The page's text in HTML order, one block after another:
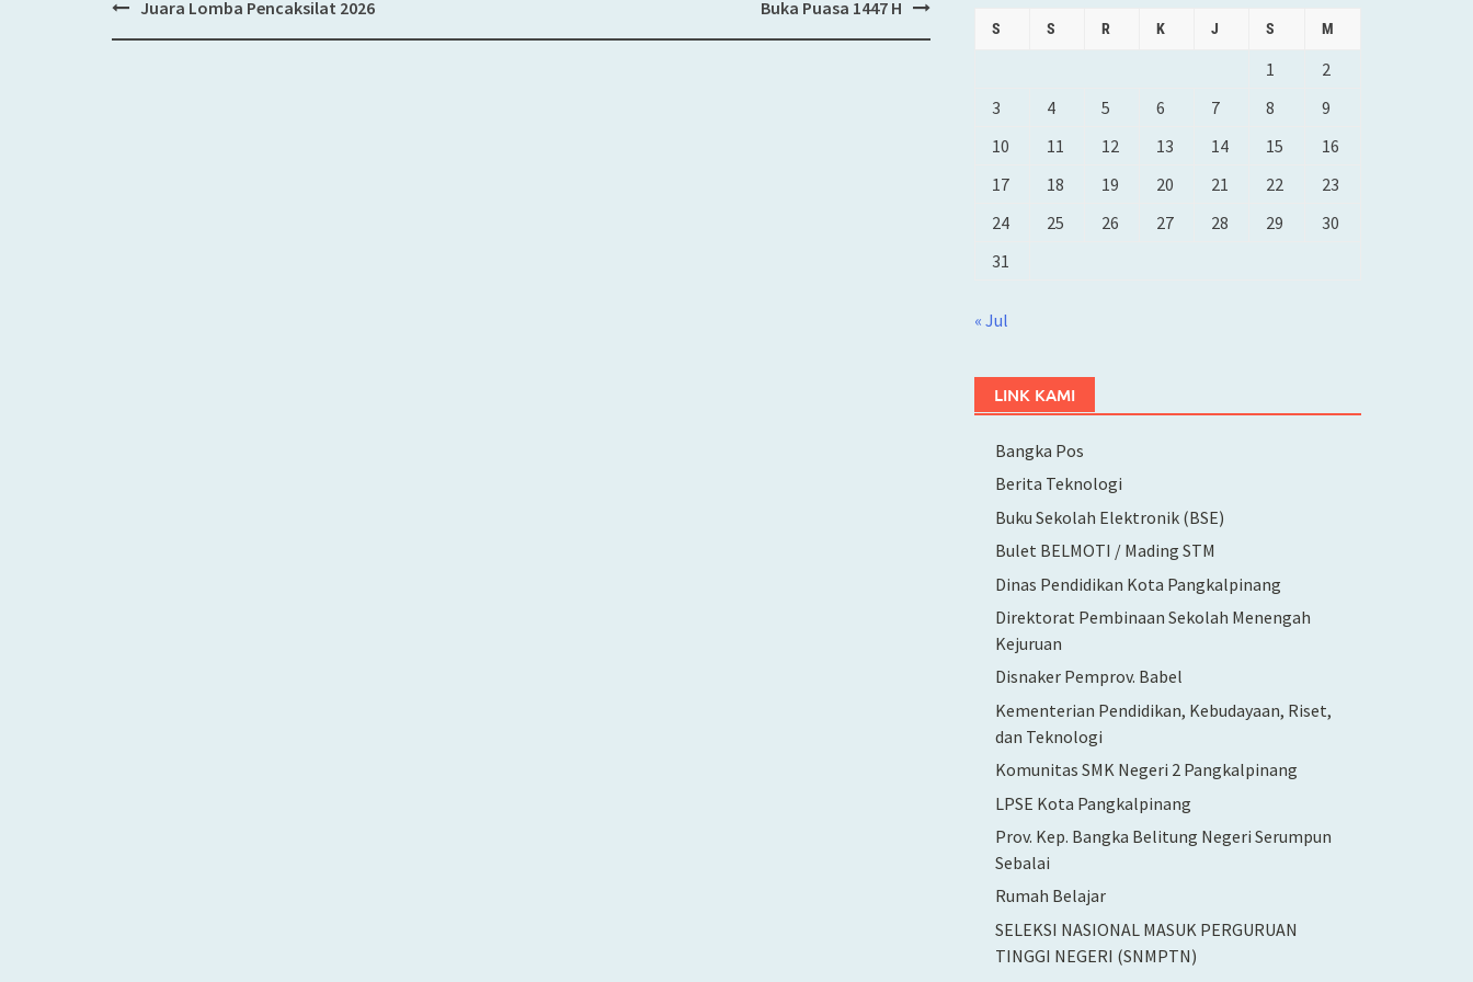
Juara Lomba Pencaksilat 2026 Buka Puasa 1447 H
S S R K J S M
1
2
3
4 5 6 7 8
9
10
11 12 13 14 15
16
17
18 19 20 21 22
23
24
25 26 27 28 29
30
31
« Jul
LINK KAMI
Bangka Pos
Berita Teknologi
Buku Sekolah Elektronik (BSE)
Bulet BELMOTI / Mading STM
Dinas Pendidikan Kota Pangkalpinang
Direktorat Pembinaan Sekolah Menengah
Kejuruan
Disnaker Pemprov. Babel
Kementerian Pendidikan, Kebudayaan, Riset,
dan Teknologi
Komunitas SMK Negeri 2 Pangkalpinang
LPSE Kota Pangkalpinang
Prov. Kep. Bangka Belitung Negeri Serumpun
Sebalai
Rumah Belajar
SELEKSI NASIONAL MASUK PERGURUAN
TINGGI NEGERI (SNMPTN)